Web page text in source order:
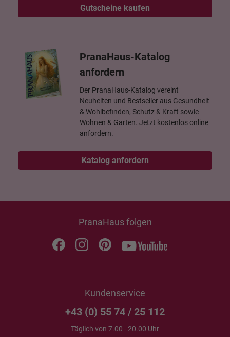
Gutscheine kaufen
PranaHaus-Katalog
anfordern
Der PranaHaus-Katalog vereint
Neuheiten und Bestseller aus Gesundheit
& Wohlbefinden, Schutz & Kraft sowie
Wohnen & Garten. Jetzt kostenlos online
anfordern.
Katalog anfordern
PranaHaus folgen
Kundenservice
+43 (0) 55 74 / 25 112
Täglich von 7.00 - 20.00 Uhr